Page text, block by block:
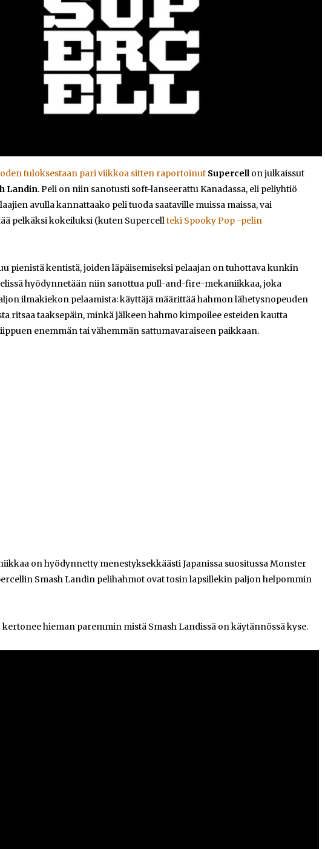
tuloksestaan pari viikkoa sitten raportoinut Supercellon julkaissut
Landin. Peli on niin sanotusti soft-lanseerattu Kanadassa, eli peliyhtiö
avulla kannattaako peli tuoda saataville muissa maissa, vai
pelkäksi kokeiluksi (kuten Supercellteki Spooky Pop -pelin
pienistä kentistä, joiden läpäisemiseksi pelaajan on tuhottava kunkin
hyödynnetään niin sanottua pull-and-fire-mekaniikkaa, joka
ilmakiekon pelaamista: käyttäjä määrittää hahmon lähetysnopeuden
ritsaa taaksepäin, minkä jälkeen hahmo kimpoilee esteiden kautta
enemmän tai vähemmän sattumavaraiseen paikkaan.
on hyödynnetty menestyksekkäästi Japanissa suositussa Monster
Smash Landin pelihahmot ovat tosin lapsillekin paljon helpommin
kertonee hieman paremmin mistä Smash Landissä on käytännössä kyse.